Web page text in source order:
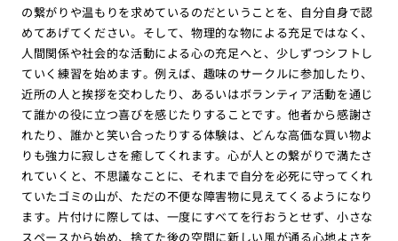
の繋がりや温もりを求めているのだということを、自分自身で認
めてあげてください。そして、物理的な物による充足ではなく、
人間関係や社会的な活動による心の充足へと、少しずつシフトし
ていく練習を始めます。例えば、趣味のサークルに参加したり、
近所の人と挨拶を交わしたり、あるいはボランティア活動を通じ
て誰かの役に立つ喜びを感じたりすることです。他者から感謝さ
れたり、誰かと笑い合ったりする体験は、どんな高価な買い物よ
りも強力に寂しさを癒してくれます。心が人との繋がりで満たさ
れていくと、不思議なことに、それまで自分を必死に守ってくれ
ていたゴミの山が、ただの不便な障害物に見えてくるようになり
ます。片付けに際しては、一度にすべてを行おうとせず、小さな
スペースから始め、捨てた後の空間に新しい風が通る心地よさを